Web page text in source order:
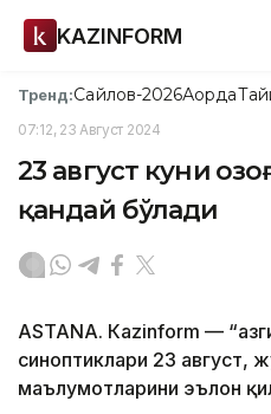
KAZINFORM
Тренд:Сайлов-2026Ақорда
07:12, 23 Август 2024
23 август куни
қандай бўлади
ASTANА. Кazinform —
синоптиклари 23 август,
маълумотларини эълон